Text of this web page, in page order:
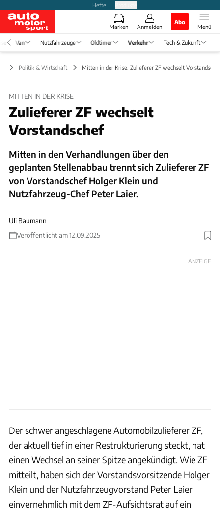
Hefte
Marken Anmelden
Abo
Menü
Van Nutzfahrzeuge Oldtimer Verkehr Tech & Zukunft
Politik & Wirtschaft Mitten in der Krise: Zulieferer ZF wechselt Vorstandschef
MITTEN IN DER KRISE
Zulieferer ZF wechselt
Vorstandschef
Mitten in den Verhandlungen über den
geplanten Stellenabbau trennt sich Zulieferer ZF
von Vorstandschef Holger Klein und
Nutzfahrzeug-Chef Peter Laier.
Uli Baumann
Veröffentlicht am 12.09.2025
Foto: ZF Friedrichshafen
ANZEIGE
Der schwer angeschlagene Automobilzulieferer ZF,
der aktuell tief in einer Restrukturierung steckt, hat
einen Wechsel an seiner Spitze angekündigt. Wie ZF
mitteilt, haben sich der Vorstandsvorsitzende Holger
Klein und der Nutzfahrzeugvorstand Peter Laier
einvernehmlich mit dem ZF-Aufsichtsrat auf ein